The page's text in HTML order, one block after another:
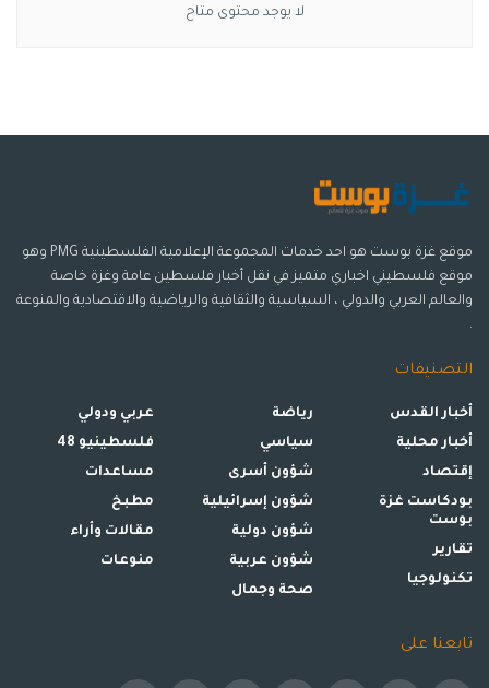
لا يوجد محتوى متاح
موقع غزة بوست هو احد خدمات المجموعة الإعلامية الفلسطينية PMG وهو
موقع فلسطيني اخباري متميز في نقل أخبار فلسطين عامة وغزة خاصة
والعالم العربي والدولي ، السياسية والثقافية والرياضية والاقتصادية والمنوعة
.
التصنيفات
أخبار القدس
أخبار محلية
إقتصاد
بودكاست غزة
بوست
تقارير
تكنولوجيا
رياضة
سياسي
شؤون أسرى
شؤون إسرائيلية
شؤون دولية
شؤون عربية
صحة وجمال
عربي ودولي
فلسطينيو 48
مساعدات
مطبخ
مقالات وأراء
منوعات
تابعنا على